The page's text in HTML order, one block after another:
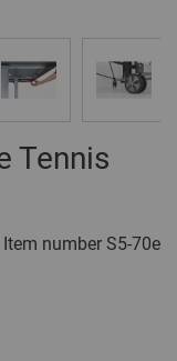
Tennis
Item number S5-70e